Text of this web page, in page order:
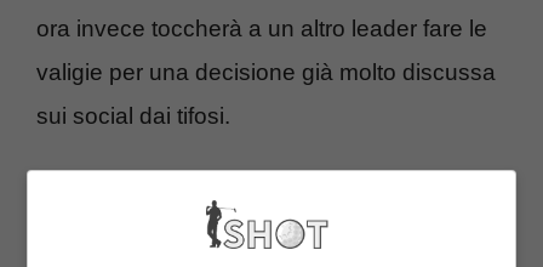
ora invece toccherà a un altro leader fare le
valigie per una decisione già molto discussa
sui social dai tifosi.
Honda, un nuovo addio
scuote il team